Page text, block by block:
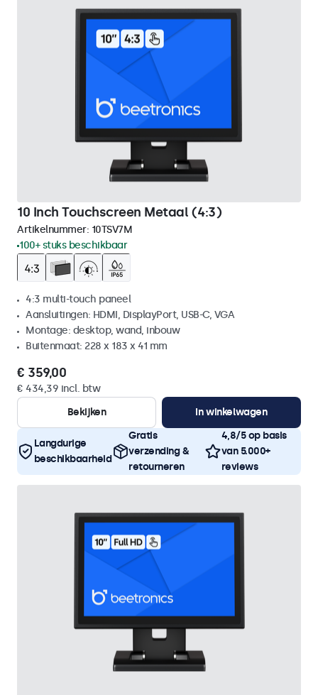
10 Inch Touchscreen Metaal (4:3)
Artikelnummer: 10TSV7M
100+ stuks beschikbaar
4:3 multi-touch paneel
Aansluitingen: HDMI, DisplayPort, USB-C, VGA
Montage: desktop, wand, inbouw
Buitenmaat: 228 x 183 x 41 mm
€ 359,00
€ 434,39 incl. btw
Bekijken
In winkelwagen
Langdurige
beschikbaarheid
Gratis
verzending &
retourneren
4,8/5 op basis
van 5.000+
reviews